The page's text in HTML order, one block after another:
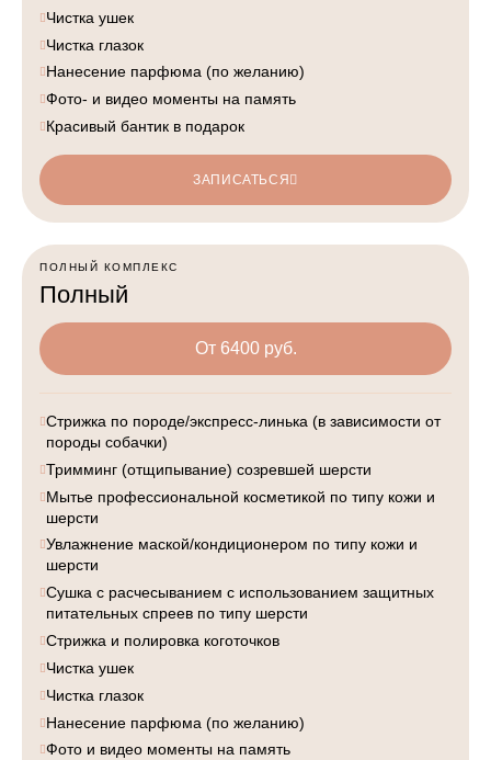
Чистка ушек
Чистка глазок
Нанесение парфюма (по желанию)
Фото- и видео моменты на память
Красивый бантик в подарок
ЗАПИСАТЬСЯ
ПОЛНЫЙ КОМПЛЕКС
Полный
От 6400 руб.
Стрижка по породе/экспресс-линька (в зависимости от
породы собачки)
Тримминг (отщипывание) созревшей шерсти
Мытье профессиональной косметикой по типу кожи и
шерсти
Увлажнение маской/кондиционером по типу кожи и
шерсти
Сушка с расчесыванием с использованием защитных
питательных спреев по типу шерсти
Стрижка и полировка коготочков
Чистка ушек
Чистка глазок
Нанесение парфюма (по желанию)
Фото и видео моменты на память